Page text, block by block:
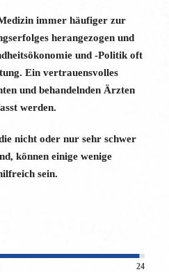
immer häufiger zur
herangezogen und
und -Politik oft
Ein vertrauensvolles
und behandelnden Ärzten
werden.
nicht oder nur sehr schwer
können einige wenige
sein.
24